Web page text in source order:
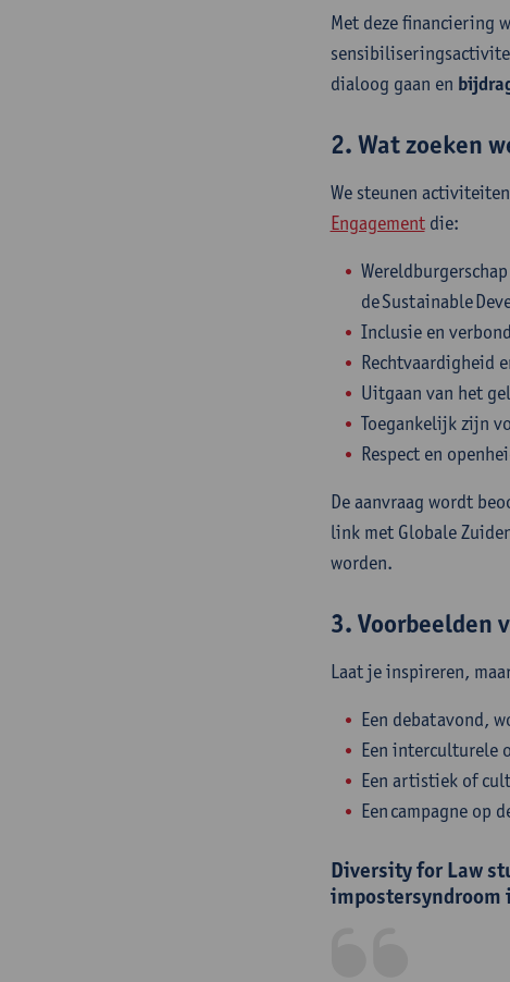
Met deze financiering
dialoog gaan en
2. Wat zoeken
We steunen
Engagementdie:
de Sustainable
Inclusie en
Rechtvaardigheid
Uitgaan van het
Toegankelijk zijn
Respect en
De aanvraag wordt
link met Globale
worden.
3. Voorbeelden
Laat je inspireren,
Een debatavond,
Een interculturele
Een artistiek of
Een campagne op
Diversity for Law
impostersyndroom